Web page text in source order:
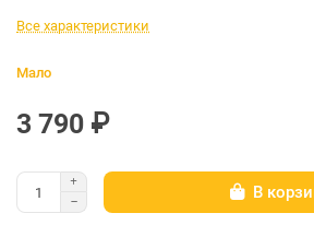
Все характеристики
Мало
3 790 ₽
В